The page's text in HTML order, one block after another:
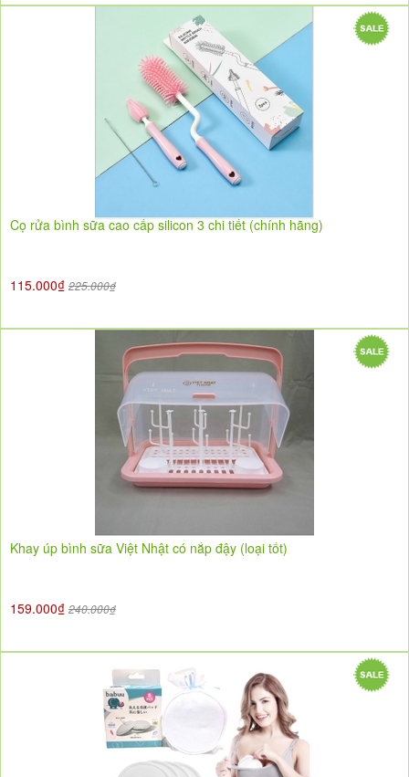
Cọ rửa bình sữa cao cấp silicon 3 chi tiết (chính hãng)
115.000₫ 225.000₫
Khay úp bình sữa Việt Nhật có nắp đậy (loại tốt)
159.000₫ 240.000₫